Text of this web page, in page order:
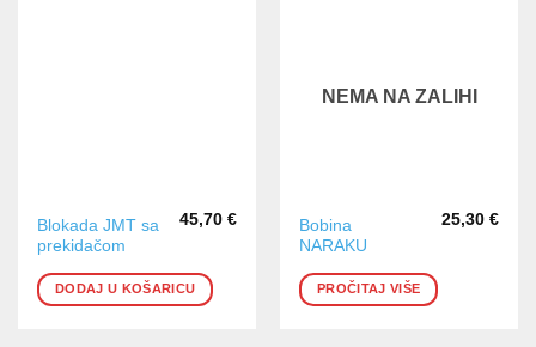
Blokada JMT sa
prekidačom
45,70 €
DODAJ U KOŠARICU
NEMA NA ZALIHI
Bobina
NARAKU
25,30 €
PROČITAJ VIŠE